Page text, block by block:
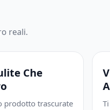
reali.
Che
prodotto trascurate